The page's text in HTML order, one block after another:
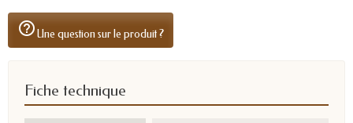
help_outlineUne question sur le produit ?
Fiche technique